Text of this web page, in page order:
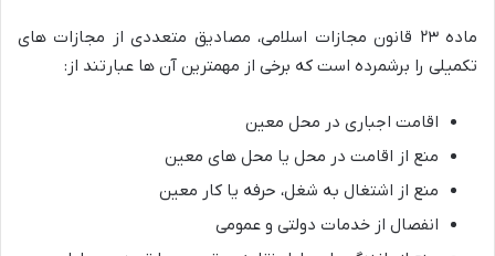
ماده ۲۳ قانون مجازات اسلامی، مصادیق متعددی از مجازات های
تکمیلی را برشمرده است که برخی از مهمترین آن ها عبارتند از:
اقامت اجباری در محل معین
منع از اقامت در محل یا محل های معین
منع از اشتغال به شغل، حرفه یا کار معین
انفصال از خدمات دولتی و عمومی